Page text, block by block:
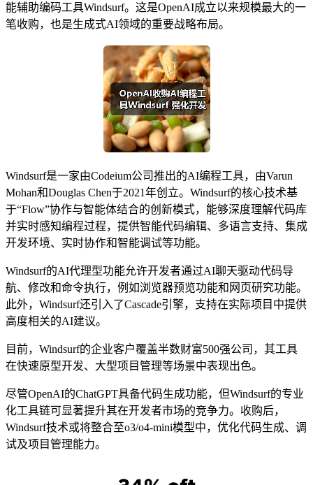
能辅助编码工具Windsurf。这是OpenAI成立以来规模最大的一
笔收购，也是生成式AI领域的重要战略布局。
Windsurf是一家由Codeium公司推出的AI编程工具，由Varun
Mohan和Douglas Chen于2021年创立。Windsurf的核心技术基
于“Flow”协作与智能体结合的创新模式，能够深度理解代码库
并实时感知编程过程，提供智能代码编辑、多语言支持、集成
开发环境、实时协作和智能调试等功能。
Windsurf的AI代理型功能允许开发者通过AI聊天驱动代码导
航、修改和命令执行，例如浏览器预览功能和网页研究功能。
此外，Windsurf还引入了Cascade引擎，支持在实际项目中提供
高度相关的AI建议。
目前，Windsurf的企业客户覆盖半数财富500强公司，其工具
在快速原型开发、大型项目管理等场景中表现出色。
尽管OpenAI的ChatGPT具备代码生成功能，但Windsurf的专业
化工具链可显著提升其在开发者市场的竞争力。收购后，
Windsurf技术或将整合至o3/o4-mini模型中，优化代码生成、调
试及项目管理能力。